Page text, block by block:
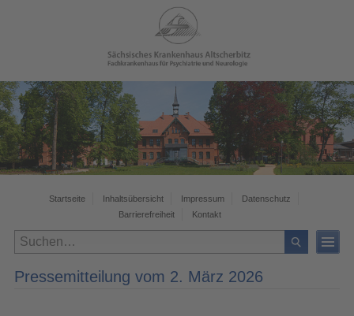
Startseite Inhaltsübersicht Impressum
Datenschutz
Barrierefreiheit
Kontakt
Pressemitteilung vom 2. März 2026